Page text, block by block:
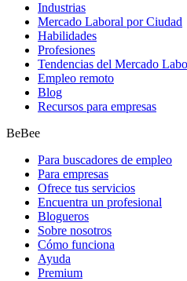
Industrias
Mercado Laboral por Ciudad
Habilidades
Profesiones
Tendencias del Mercado
Empleo remoto
Blog
Recursos para empresas
BeBee
Para buscadores de empleo
Para empresas
Ofrece tus servicios
Encuentra un profesional
Blogueros
Sobre nosotros
Cómo funciona
Ayuda
Premium